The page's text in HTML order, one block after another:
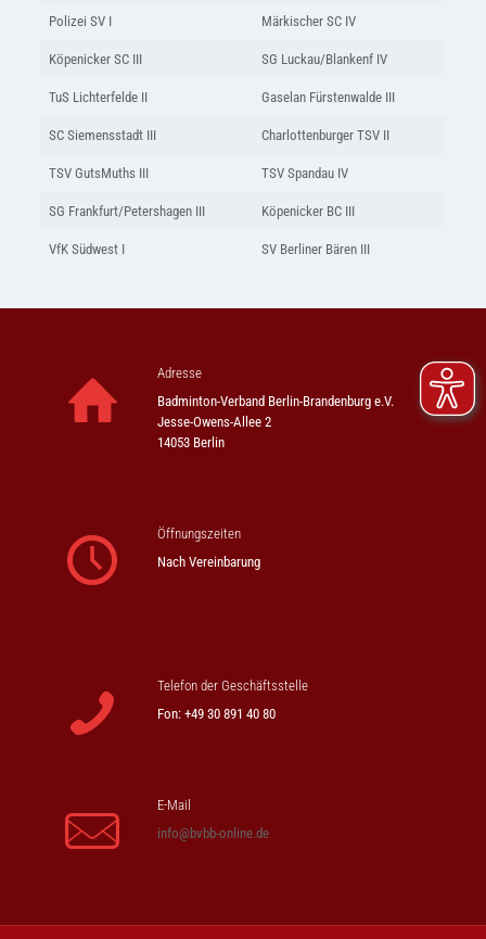
Polizei SV I Märkischer SC IV
Köpenicker SC III SG Luckau/Blankenf IV
TuS Lichterfelde II Gaselan Fürstenwalde III
SC Siemensstadt III Charlottenburger TSV II
TSV GutsMuths III TSV Spandau IV
SG Frankfurt/Petershagen III Köpenicker BC III
VfK Südwest I SV Berliner Bären III
Adresse
Badminton-Verband Berlin-Brandenburg e.V.
Jesse-Owens-Allee 2
14053 Berlin
Öffnungszeiten
Nach Vereinbarung
Telefon der Geschäftsstelle
Fon: +49 30 891 40 80
E-Mail
info@bvbb-online.de